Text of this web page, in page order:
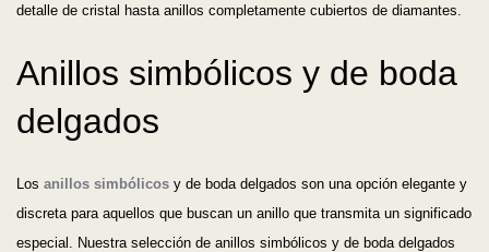
detalle de cristal hasta anillos completamente cubiertos de diamantes.
Anillos simbólicos y de boda
delgados
Los anillos simbólicos y de boda delgados son una opción elegante y
discreta para aquellos que buscan un anillo que transmita un significado
especial. Nuestra selección de anillos simbólicos y de boda delgados